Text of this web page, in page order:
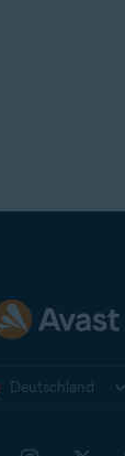
Deutschland